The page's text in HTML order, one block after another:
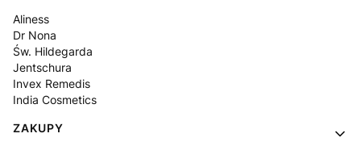
Aliness
Dr Nona
Św. Hildegarda
Jentschura
Invex Remedis
India Cosmetics
ZAKUPY